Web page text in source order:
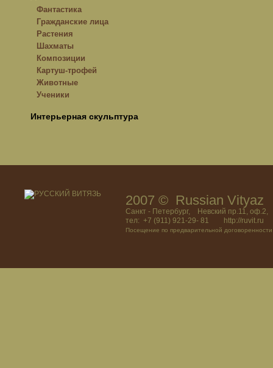
Фантастика
Гражданские лица
Растения
Шахматы
Композиции
Картуш-трофей
Животные
Ученики
Интерьерная скульптура
2007 © Russian
Санкт - Петербург, Невский пр.11, оф.2,
тел: +7 (911) 921-29- 81 http://ruvit.ru
Посещение по предварительной договоренности